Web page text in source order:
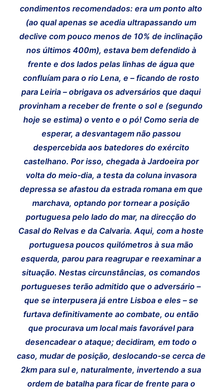
condimentos recomendados: era um ponto alto
(ao qual apenas se acedia ultrapassando um
declive com pouco menos de 10% de inclinação
nos últimos 400m), estava bem defendido à
frente e dos lados pelas linhas de água que
confluíam para o rio Lena, e – ficando de rosto
para Leiria – obrigava os adversários que daqui
provinham a receber de frente o sol e (segundo
hoje se estima) o vento e o pó! Como seria de
esperar, a desvantagem não passou
despercebida aos batedores do exército
castelhano. Por isso, chegada à Jardoeira por
volta do meio-dia, a testa da coluna invasora
depressa se afastou da estrada romana em que
marchava, optando por tornear a posição
portuguesa pelo lado do mar, na direcção do
Casal do Relvas e da Calvaria. Aqui, com a hoste
portuguesa poucos quilómetros à sua mão
esquerda, parou para reagrupar e reexaminar a
situação. Nestas circunstâncias, os comandos
portugueses terão admitido que o adversário –
que se interpusera já entre Lisboa e eles – se
furtava definitivamente ao combate, ou então
que procurava um local mais favorável para
desencadear o ataque; decidiram, em todo o
caso, mudar de posição, deslocando-se cerca de
2km para sul e, naturalmente, invertendo a sua
ordem de batalha para ficar de frente para o